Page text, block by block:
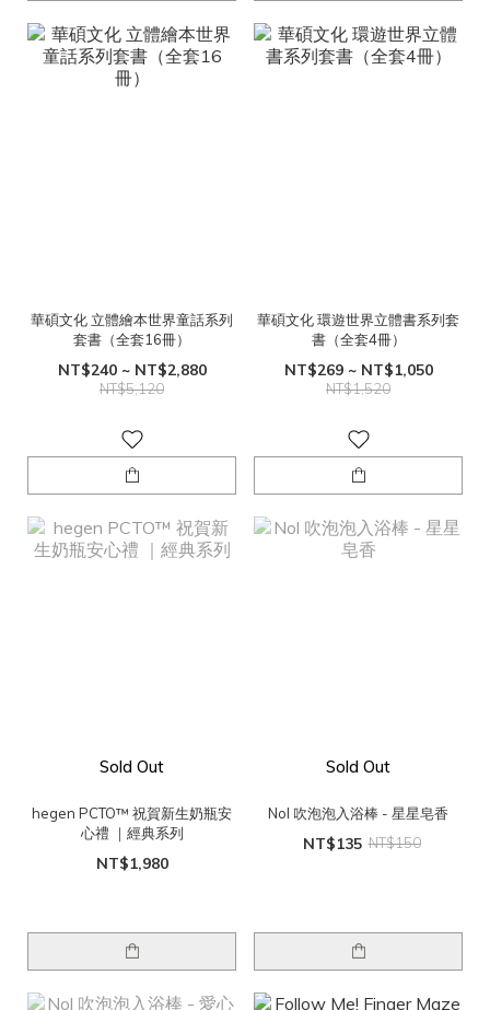
華碩文化 立體繪本世界童話系列
套書（全套16冊）
NT$240 ~ NT$2,880
NT$5,120
華碩文化 環遊世界立體書系列套
書（全套4冊）
NT$269 ~ NT$1,050
NT$1,520
Sold Out
hegen PCTO™ 祝賀新生奶瓶安
心禮 ｜經典系列
NT$1,980
Sold Out
Nol 吹泡泡入浴棒 - 星星皂香
NT$135 NT$150